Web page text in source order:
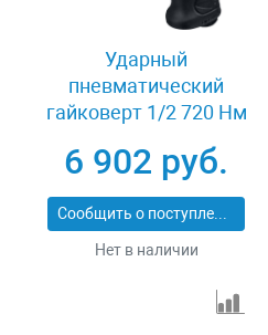
Ударный
пневматический
гайковерт 1/2 720 Нм
6 902 руб.
Сообщить о поступлении
Нет в наличии